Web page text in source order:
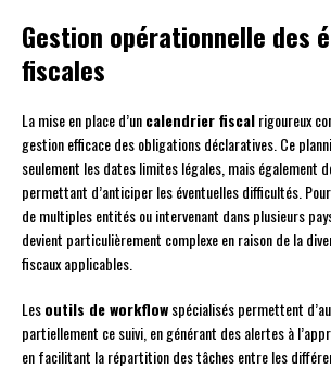
Gestion opérationnelle des
fiscales
La mise en place d’uncalendrier fiscalrigoureux
gestion efficace des obligations déclaratives. Ce
seulement les dates limites légales, mais également
permettant d’anticiper les éventuelles difficultés.
de multiples entités ou intervenant dans plusieurs
devient particulièrement complexe en raison de la
fiscaux applicables.
Lesoutils de workflowspécialisés permettent
partiellement ce suivi, en générant des alertes à
en facilitant la répartition des tâches entre les